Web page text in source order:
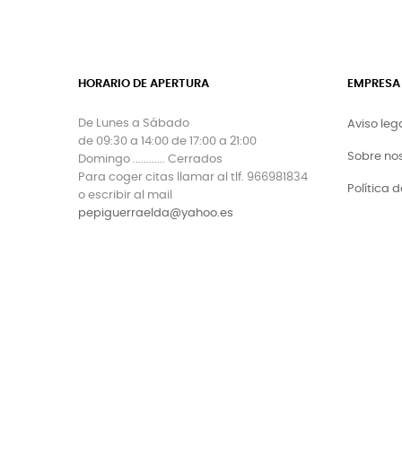
HORARIO DE APERTURA
De Lunes a Sábado
de 09:30 a 14:00 de 17:00 a 21:00
Domingo ............ Cerrados
Para coger citas llamar al tlf. 966981834
o escribir al mail
pepiguerraelda@yahoo.es
EMPRESA
Aviso
Sobre
Política